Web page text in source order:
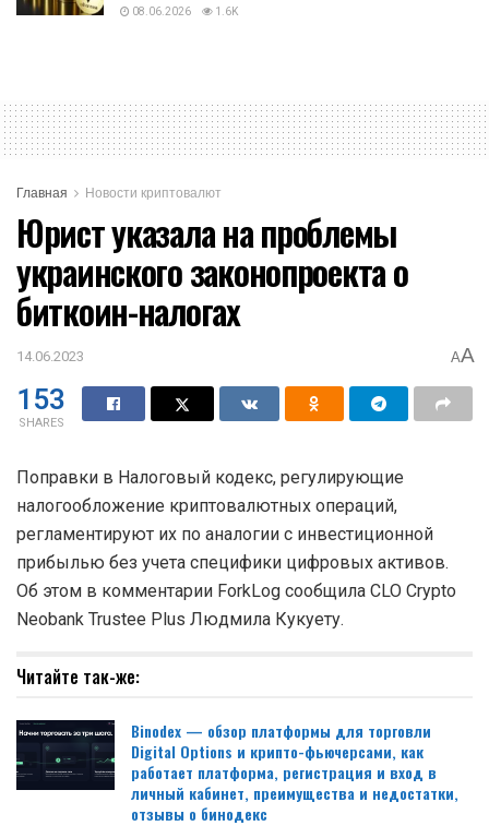
08.06.2026 1.6K
Главная Новости криптовалют
Юрист указала на проблемы
украинского законопроекта о
биткоин-налогах
14.06.2023 AA
153
SHARES
Поправки в Налоговый кодекс, регулирующие
налогообложение криптовалютных операций,
регламентируют их по аналогии с инвестиционной
прибылью без учета специфики цифровых активов.
Об этом в комментарии ForkLog сообщила CLO Crypto
Neobank Trustee Plus Людмила Кукуету.
Читайте так-же:
Binodex — обзор платформы для торговли
Digital Options и крипто-фьючерсами, как
работает платформа, регистрация и вход в
личный кабинет, преимущества и недостатки,
отзывы о бинодекс